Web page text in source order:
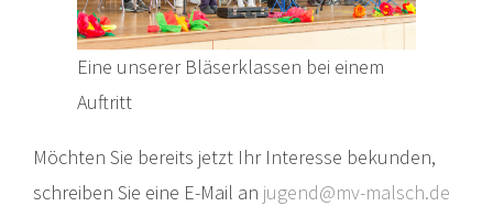
Eine unserer Bläserklassen bei einem
Auftritt
Möchten Sie bereits jetzt Ihr Interesse bekunden,
schreiben Sie eine E-Mail an jugend@mv-malsch.de